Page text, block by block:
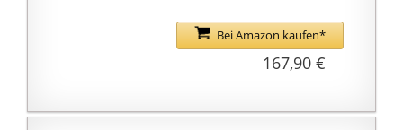
Produkte spiegeln sich
darin und in einem
wider
einfach den
Start/Stopp-Knopf und
treten Sie auf das
vorwärts/rückwärts zu
Bei Amazon kaufen*
167,90 €